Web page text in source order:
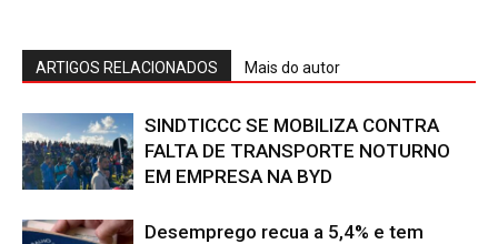
ARTIGOS RELACIONADOS Mais do autor
SINDTICCC SE MOBILIZA CONTRA
FALTA DE TRANSPORTE NOTURNO
EM EMPRESA NA BYD
Desemprego recua a 5,4% e tem